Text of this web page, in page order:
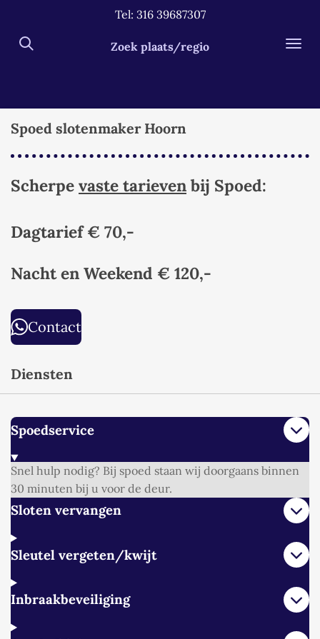
naar
Zoek plaats/regio
Tel: 316 39687307
Spoed slotenmaker Hoorn
Scherpe vaste tarieven bij Spoed:
Dagtarief € 70,-
Nacht en Weekend € 120,-
Contact
Diensten
Spoedservice
Snel hulp nodig? Bij spoed staan wij doorgaans binnen
30 minuten bij u voor de deur.
Sloten vervangen
Sleutel vergeten/kwijt
Inbraakbeveiliging